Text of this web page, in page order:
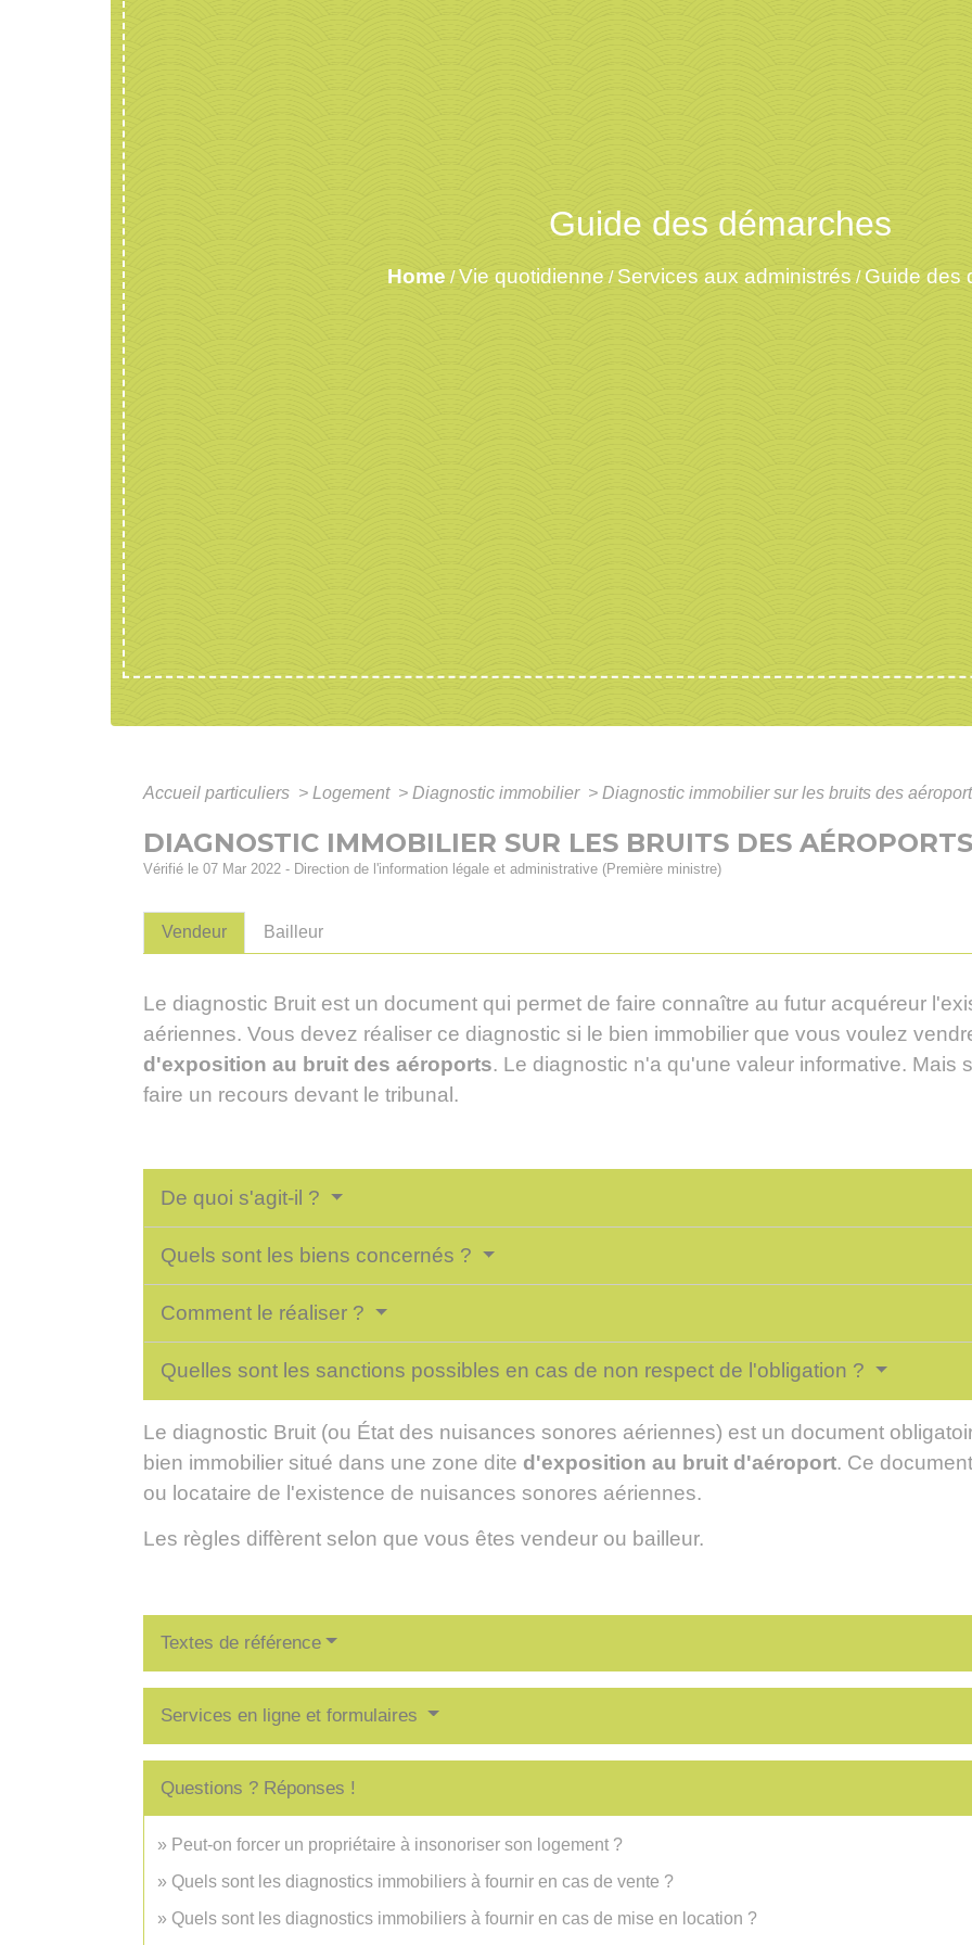
Guide des démarches
Home /Vie quotidienne / Services aux administrés / Guide des
Accueil particuliers > Logement > Diagnostic immobilier > Diagnostic immobilier sur les bruits des
DIAGNOSTIC IMMOBILIER SUR LES BRUITS DES AÉROPORTS
Vérifié le 07 Mar 2022 - Direction de l'information légale et administrative (Première ministre)
Vendeur Bailleur
Le diagnostic Bruit est un document qui permet de faire connaître au futur acquéreur
aériennes. Vous devez réaliser ce diagnostic si le bien immobilier que vous voulez
d'exposition au bruit des aéroports. Le diagnostic n'a qu'une valeur informative. Mais
faire un recours devant le tribunal.
De quoi s'agit-il ?
Quels sont les biens concernés ?
Comment le réaliser ?
Quelles sont les sanctions possibles en cas de non respect de l'obligation ?
Le diagnostic Bruit (ou État des nuisances sonores aériennes) est un document
bien immobilier situé dans une zone dite d'exposition au bruit d'aéroport. Ce
ou locataire de l'existence de nuisances sonores aériennes.
Les règles diffèrent selon que vous êtes vendeur ou bailleur.
Textes de référence
Services en ligne et formulaires
Questions ? Réponses !
Peut-on forcer un propriétaire à insonoriser son logement ?
Quels sont les diagnostics immobiliers à fournir en cas de vente ?
Quels sont les diagnostics immobiliers à fournir en cas de mise en location ?